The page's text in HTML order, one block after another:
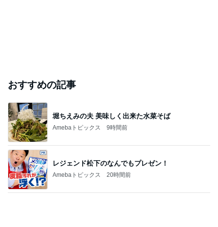
おすすめの記事
堀ちえみの夫 美味しく出来た水菜そば
Amebaトピックス 9時間前
レジェンド松下のなんでもプレゼン！
Amebaトピックス 20時間前